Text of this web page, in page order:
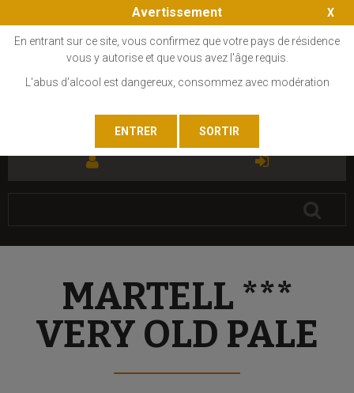
MARTELL ***
VERY OLD PALE
Avertissement
En entrant sur ce site, vous confirmez que votre pays de résidence
vous y autorise et que vous avez l'âge requis.
L'abus d'alcool est dangereux, consommez avec modération